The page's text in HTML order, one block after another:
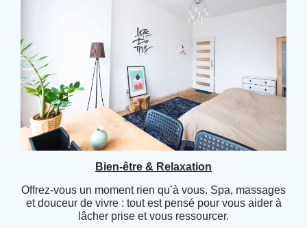
Bien-être & Relaxation
Offrez-vous un moment rien qu’à vous. Spa, massages
et douceur de vivre : tout est pensé pour vous aider à
lâcher prise et vous ressourcer.